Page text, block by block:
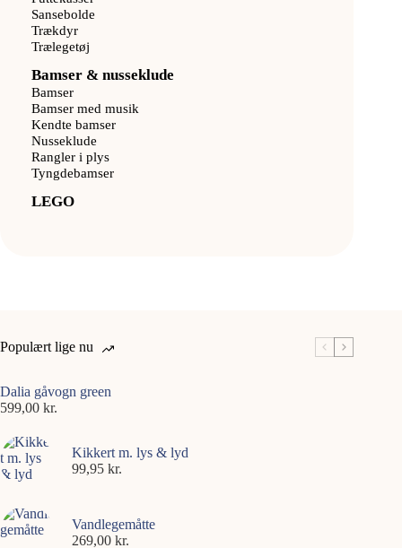
Sansebolde
Trækdyr
Trælegetøj
Bamser & nusseklude
Bamser
Bamser med musik
Kendte bamser
Nusseklude
Rangler i plys
Tyngdebamser
LEGO
Populært lige nu
Dalia gåvogn green
599,00 kr.
Kikkert m. lys & lyd
99,95 kr.
Vandlegemåtte
269,00 kr.